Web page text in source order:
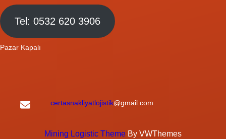
Tel: 0532 620 3906
Pazar Kapalı
certasnakliyatlojistik@gmail.com
Mining Logistic Theme By VWThemes